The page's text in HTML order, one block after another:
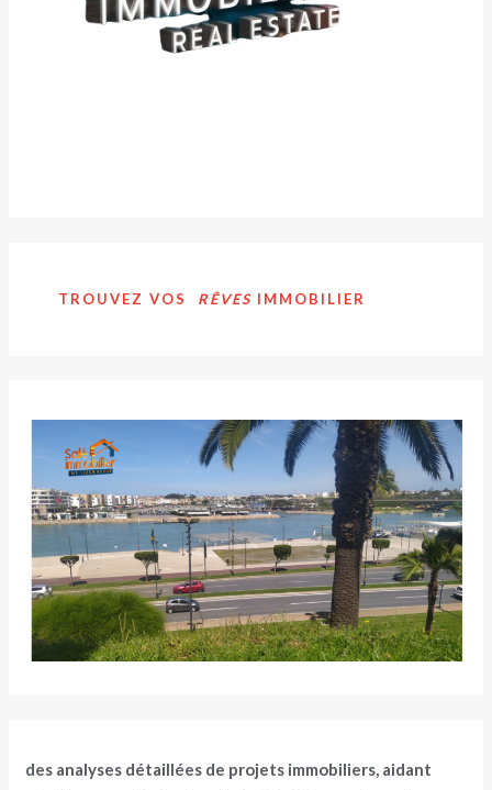
TROUVEZ VOS RÊVES IMMOBILIER
des analyses détaillées de projets immobiliers, aidant